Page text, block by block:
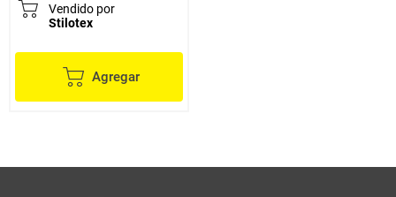
Vendido por
Stilotex
Agregar